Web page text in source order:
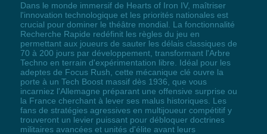
Dans le monde immersif de Hearts of Iron IV, maîtriser
l'innovation technologique et les priorités nationales est
crucial pour dominer le théâtre mondial. La fonctionnalité
Recherche Rapide redéfinit les règles du jeu en
permettant aux joueurs de sauter les délais classiques de
70 à 200 jours par développement, transformant l'Arbre
Techno en terrain d'expérimentation libre. Idéal pour les
adeptes de Focus Rush, cette mécanique clé ouvre la
porte à un Tech Boost massif dès 1936, que vous
incarniez l'Allemagne préparant une offensive surprise ou
la France cherchant à lever ses malus historiques. Les
fans de stratégies agressives en multijoueur compétitif y
trouveront un levier puissant pour débloquer doctrines
militaires avancées et unités d'élite avant leurs